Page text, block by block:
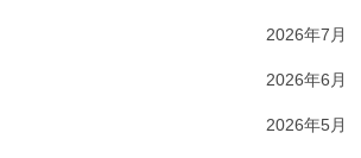
2026年7月
2026年6月
2026年5月